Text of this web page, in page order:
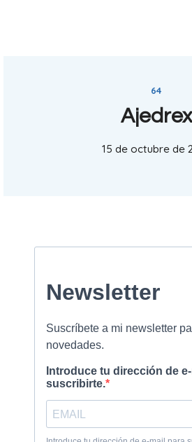
64
Ajedrex
15 de octubre de